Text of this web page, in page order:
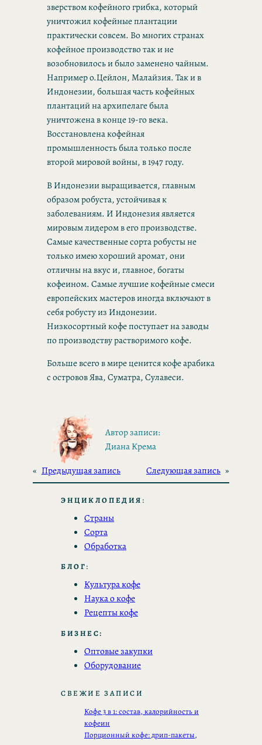
зверством кофейного грибка, который
уничтожил кофейные плантации
практически совсем. Во многих странах
кофейное производство так и не
возобновилось и было заменено чайным.
Например о.Цейлон, Малайзия. Так и в
Индонезии, большая часть кофейных
плантаций на архипелаге была
уничтожена в конце 19-го века.
Восстановлена кофейная
промышленность была только после
второй мировой войны, в 1947 году.
В Индонезии выращивается, главным
образом робуста, устойчивая к
заболеваниям. И Индонезия является
мировым лидером в его производстве.
Самые качественные сорта робусты не
только имею хороший аромат, они
отличны на вкус и, главное, богаты
кофеином. Самые лучшие кофейные смеси
европейских мастеров иногда включают в
себя робусту из Индонезии.
Низкосортный кофе поступает на заводы
по производству растворимого кофе.
Больше всего в мире ценится кофе арабика
с островов Ява, Суматра, Сулавеси.
Автор записи:
Диана Крема
« Предыдущая запись Следующая запись »
ЭНЦИКЛОПЕДИЯ :
Страны
Сорта
Обработка
БЛОГ:
Культура кофе
Наука о кофе
Рецепты кофе
БИЗНЕС:
Оптовые закупки
Оборудование
СВЕЖИЕ ЗАПИСИ
Кофе 3 в 1: состав, калорийность и
кофеин
Порционный кофе: дрип-пакеты,